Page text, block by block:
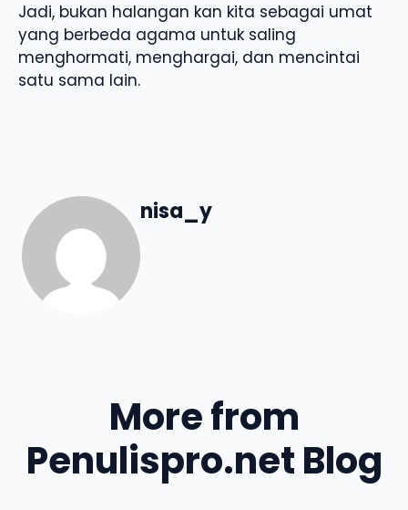
Jadi, bukan halangan kan kita sebagai umat
yang berbeda agama untuk saling
menghormati, menghargai, dan mencintai
satu sama lain.
nisa_y
More from
Penulispro.net Blog